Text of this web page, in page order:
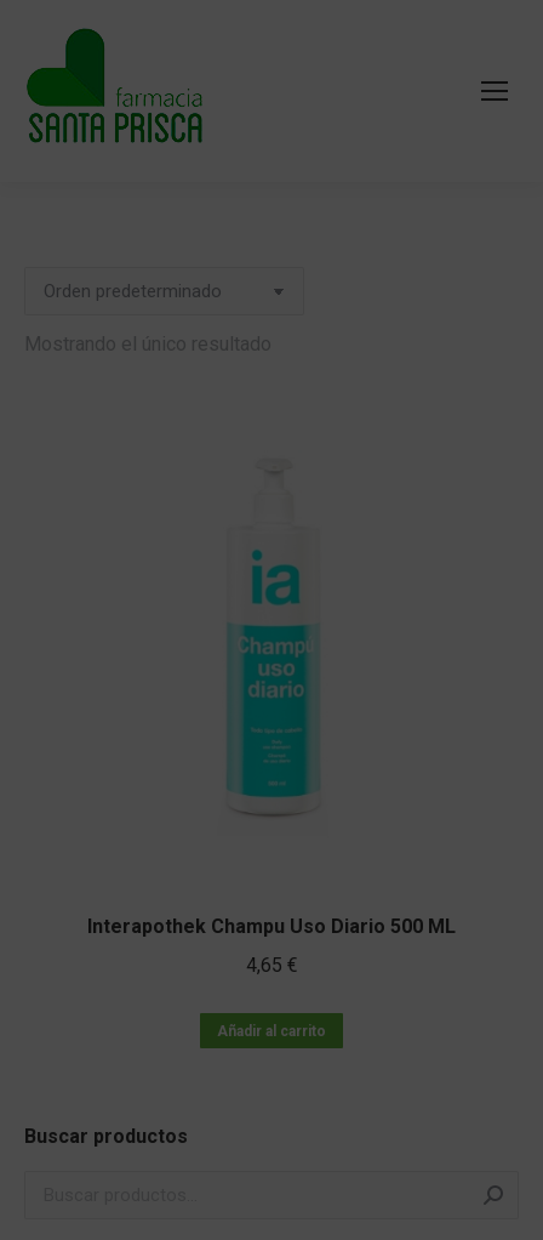
Mostrando el único resultado
Interapothek Champu Uso Diario 500 ML
4,65 €
Añadir al carrito
Buscar productos